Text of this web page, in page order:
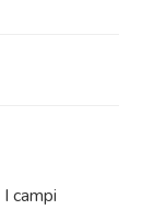
I campi